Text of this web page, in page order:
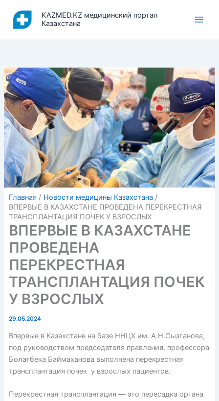
содержимому
KAZMED.KZ медицинский портал
Казахстана
Главная
Новости медицины Казахстана
ВПЕРВЫЕ В КАЗАХСТАНЕ ПРОВЕДЕНА ПЕРЕКРЕСТНАЯ
ТРАНСПЛАНТАЦИЯ ПОЧЕК У ВЗРОСЛЫХ
ВПЕРВЫЕ В КАЗАХСТАНЕ
ПРОВЕДЕНА
ПЕРЕКРЕСТНАЯ
ТРАНСПЛАНТАЦИЯ ПОЧЕК
У ВЗРОСЛЫХ
29.05.2024
Впервые в Казахстане на базе ННЦХ им. А.Н.Сызганова,
под руководством председателя правления, профессора
Болатбека Баймаханова выполнена перекрестная
трансплантация почек у взрослых пациентов.
Перекрестная трансплантация — это пересадка органа